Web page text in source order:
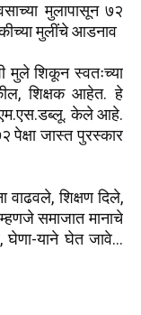
मुलापासून ७२
मुलींचे आडनाव
मुले शिकून स्वतःच्या
शिक्षक आहेत. हे
एम.एस.डब्लू. केले आहे.
पेक्षा जास्त पुरस्कार
शिक्षण दिले,
समाजात मानाचे
याने घेत जावे...